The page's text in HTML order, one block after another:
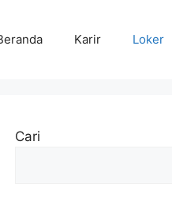
Karir Loker
Cari